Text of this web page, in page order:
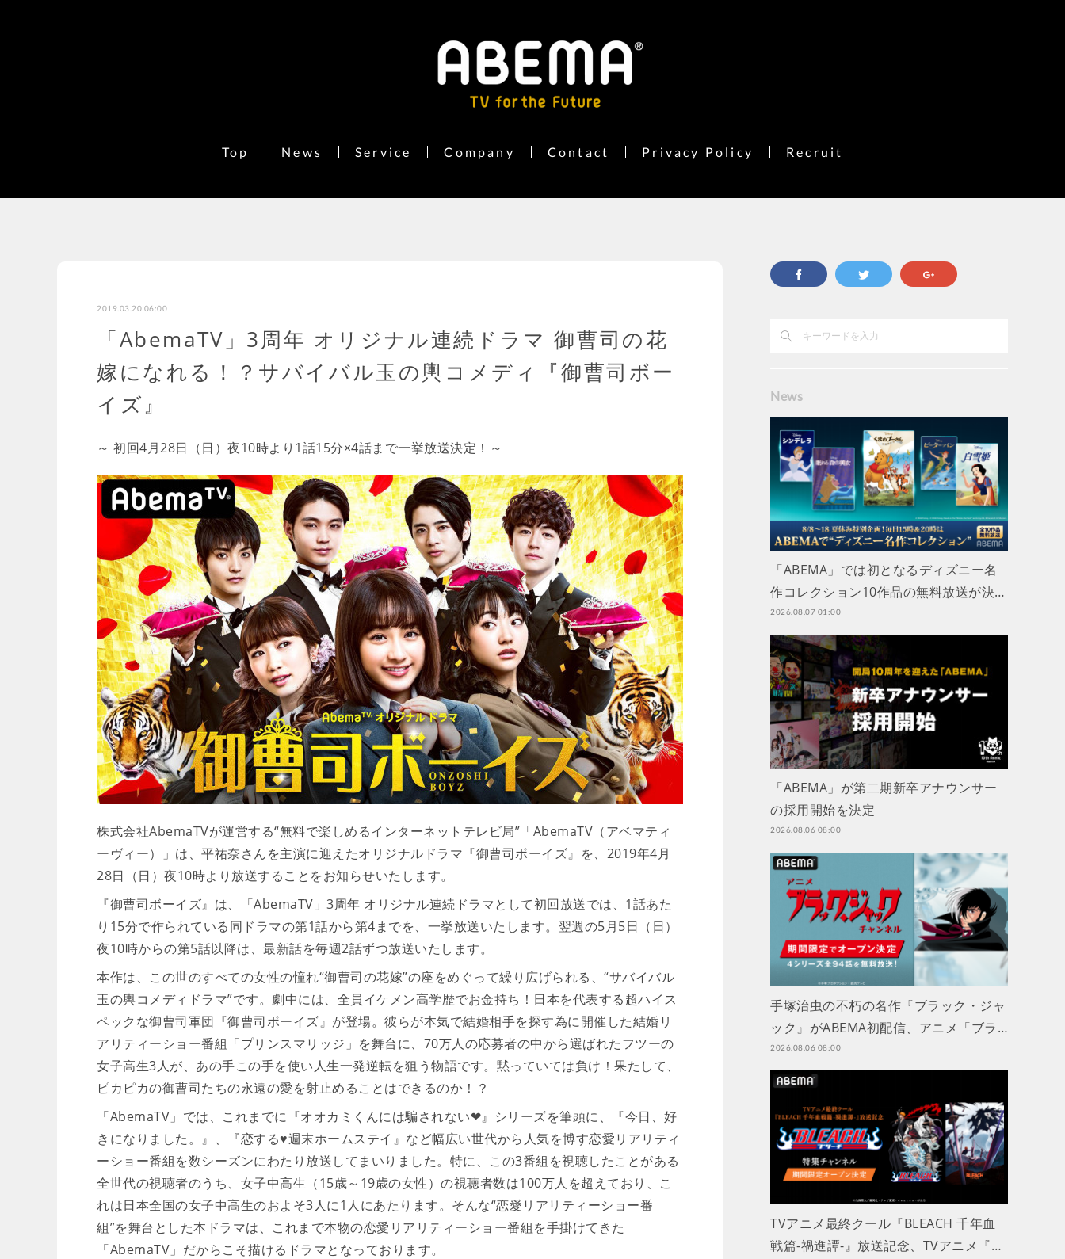
Top News Service Company Contact Privacy Policy Recruit
2019.03.20 06:00
「AbemaTV」3周年 オリジナル連続ドラマ 御曹司の花
嫁になれる！？サバイバル玉の輿コメディ『御曹司ボー
イズ』
～ 初回4月28日（日）夜10時より1話15分×4話まで一挙放送決定！～
株式会社AbemaTVが運営する“無料で楽しめるインターネットテレビ局”「AbemaTV（アベマティ
ーヴィー）」は、平祐奈さんを主演に迎えたオリジナルドラマ『御曹司ボーイズ』を、2019年4月
28日（日）夜10時より放送することをお知らせいたします。
『御曹司ボーイズ』は、「AbemaTV」3周年 オリジナル連続ドラマとして初回放送では、1話あた
り15分で作られている同ドラマの第1話から第4までを、一挙放送いたします。翌週の5月5日（日）
夜10時からの第5話以降は、最新話を毎週2話ずつ放送いたします。
本作は、この世のすべての女性の憧れ“御曹司の花嫁”の座をめぐって繰り広げられる、“サバイバル
玉の輿コメディドラマ”です。劇中には、全員イケメン高学歴でお金持ち！日本を代表する超ハイス
ペックな御曹司軍団『御曹司ボーイズ』が登場。彼らが本気で結婚相手を探す為に開催した結婚リ
アリティーショー番組「プリンスマリッジ」を舞台に、70万人の応募者の中から選ばれたフツーの
女子高生3人が、あの手この手を使い人生一発逆転を狙う物語です。黙っていては負け！果たして、
ピカピカの御曹司たちの永遠の愛を射止めることはできるのか！？
「AbemaTV」では、これまでに『オオカミくんには騙されない❤』シリーズを筆頭に、『今日、好
きになりました。』、『恋する♥週末ホームステイ』など幅広い世代から人気を博す恋愛リアリティ
ーショー番組を数シーズンにわたり放送してまいりました。特に、この3番組を視聴したことがある
全世代の視聴者のうち、女子中高生（15歳～19歳の女性）の視聴者数は100万人を超えており、こ
れは日本全国の女子中高生のおよそ3人に1人にあたります。そんな“恋愛リアリティーショー番
組”を舞台とした本ドラマは、これまで本物の恋愛リアリティーショー番組を手掛けてきた
「AbemaTV」だからこそ描けるドラマとなっております。
News
「ABEMA」では初となるディズニー名
作コレクション10作品の無料放送が決…
2026.08.07 01:00
「ABEMA」が第二期新卒アナウンサー
の採用開始を決定
2026.08.06 08:00
手塚治虫の不朽の名作『ブラック・ジャ
ック』がABEMA初配信、アニメ「ブラ…
2026.08.06 08:00
TVアニメ最終クール『BLEACH 千年血
戦篇-禍進譚-』放送記念、TVアニメ『…